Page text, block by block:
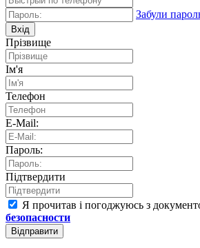
Забули
Вхід
Прізвище
Ім'я
Телефон
E-Mail:
Пароль:
Підтвердити
Я прочитав і погоджуюсь з
безопасности
Відправити